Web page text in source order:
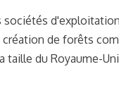
sociétés
de forêts
taille du Royaume-